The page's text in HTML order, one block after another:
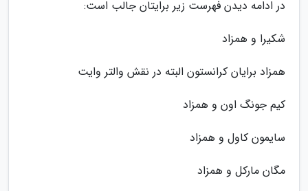
در ادامه دیدن فهرست زیر برایتان جالب است:
شکیرا و همزاد
همزاد برایان کرانستون البته در نقش والتر وایت
کیم جونگ اون و همزاد
سایمون کاول و همزاد
مگان مارکل و همزاد